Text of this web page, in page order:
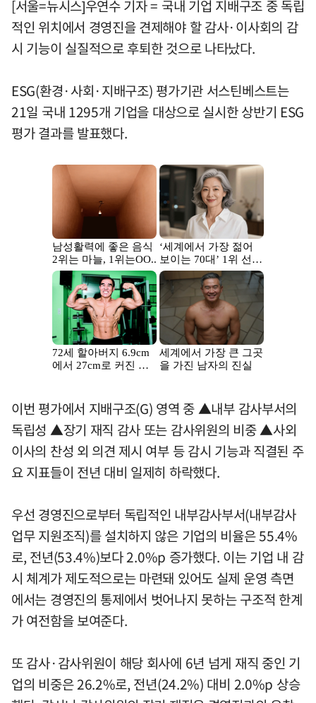
[서울=뉴시스]우연수 기자 = 국내 기업 지배구조 중 독립
적인 위치에서 경영진을 견제해야 할 감사·이사회의 감
시 기능이 실질적으로 후퇴한 것으로 나타났다.
ESG(환경·사회·지배구조) 평가기관 서스틴베스트는
21일 국내 1295개 기업을 대상으로 실시한 상반기 ESG
평가 결과를 발표했다.
이번 평가에서 지배구조(G) 영역 중 ▲내부 감사부서의
독립성 ▲장기 재직 감사 또는 감사위원의 비중 ▲사외
이사의 찬성 외 의견 제시 여부 등 감시 기능과 직결된 주
요 지표들이 전년 대비 일제히 하락했다.
우선 경영진으로부터 독립적인 내부감사부서(내부감사
업무 지원조직)를 설치하지 않은 기업의 비율은 55.4%
로, 전년(53.4%)보다 2.0%p 증가했다. 이는 기업 내 감
시 체계가 제도적으로는 마련돼 있어도 실제 운영 측면
에서는 경영진의 통제에서 벗어나지 못하는 구조적 한계
가 여전함을 보여준다.
또 감사·감사위원이 해당 회사에 6년 넘게 재직 중인 기
업의 비중은 26.2%로, 전년(24.2%) 대비 2.0%p 상승